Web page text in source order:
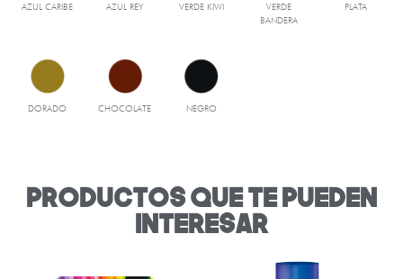
AZUL CARIBE AZUL REY VERDE KIWI
VERDE
BANDERA
PLATA
DORADO CHOCOLATE NEGRO
productos que te pueden
interesar